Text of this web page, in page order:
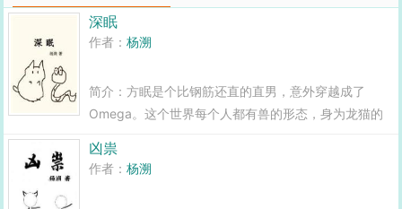
深眠
作者：杨溯
简介：方眠是个比钢筋还直的直男，意外穿越成了
Omega。这个世界每个人都有兽的形态，身为龙猫的
所周知蛇是龙猫的天敌，更何况方眠是直男，为了不结
凶祟
作者：杨溯